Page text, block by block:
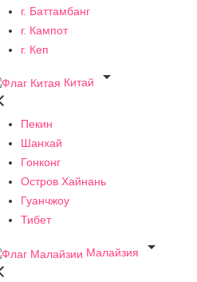
г. Баттамбанг
г. Кампот
г. Кеп
Китай

Пекин
Шанхай
Гонконг
Остров Хайнань
Гуанчжоу
Тибет
Малайзия
